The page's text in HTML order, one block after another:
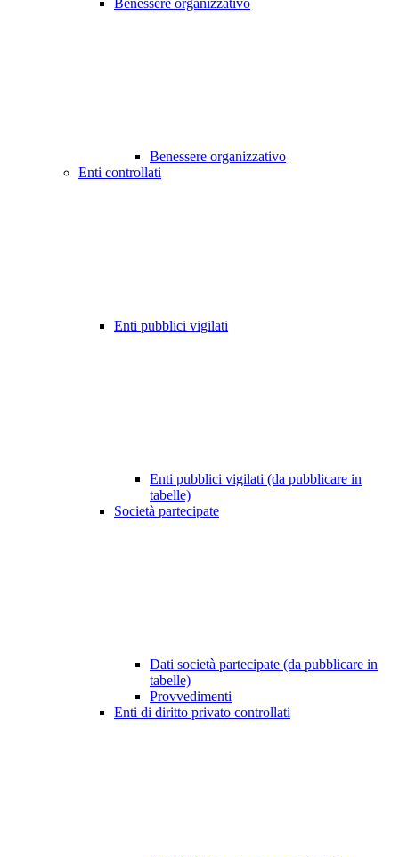
Benessere organizzativo
Benessere organizzativo
Enti controllati
Enti pubblici vigilati
Enti pubblici vigilati (da pubblicare in
tabelle)
Società partecipate
Dati società partecipate (da pubblicare in
tabelle)
Provvedimenti
Enti di diritto privato controllati